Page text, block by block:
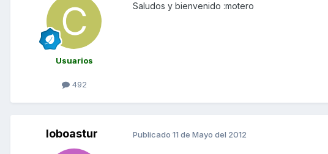
Usuarios
492
Saludos y bienvenido :motero
loboastur Publicado 11 de Mayo del 2012